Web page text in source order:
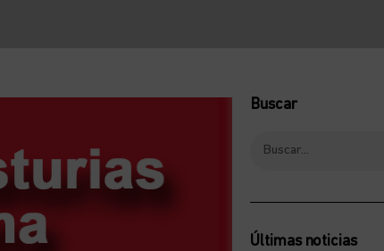
Buscar
Últimas noticias